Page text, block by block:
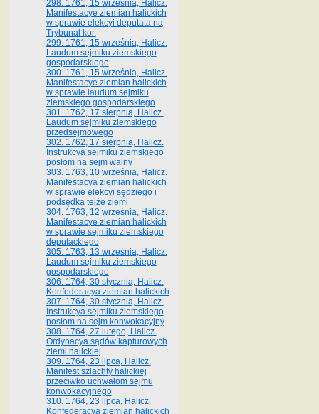
298. 1761, 15 września, Halicz.
Manifestacye ziemian halickich
w sprawie elekcyi deputata na
Trybunał kor.
299. 1761, 15 września, Halicz.
Laudum sejmiku ziemskiego
gospodarskiego
300. 1761, 15 września, Halicz.
Manifestacye ziemian halickich
w sprawie laudum sejmiku
ziemskiego gospodarskiego
301. 1762, 17 sierpnia, Halicz.
Laudum sejmiku ziemskiego
przedsejmowego
302. 1762, 17 sierpnia, Halicz.
Instrukcya sejmiku ziemskiego
posłom na sejm walny
303. 1763, 10 września, Halicz.
Manifestacya ziemian halickich
w sprawie elekcyi sędziego i
podsędka tejże ziemi
304. 1763, 12 września, Halicz.
Manifestacye ziemian halickich
w sprawie sejmiku ziemskiego
deputackiego
305. 1763, 13 września, Halicz.
Laudum sejmiku ziemskiego
gospodarskiego
306. 1764, 30 stycznia, Halicz.
Konfederacya ziemian halickich
307. 1764, 30 stycznia, Halicz.
Instrukcya sejmiku ziemskiego
posłom na sejm konwokacyjny
308. 1764, 27 lutego, Halicz.
Ordynacya sądów kapturowych
ziemi halickiej
309. 1764, 23 lipca, Halicz.
Manifest szlachty halickiej
przeciwko uchwałom sejmu
konwokacyjnego
310. 1764, 23 lipca, Halicz.
Konfederacya ziemian halickich